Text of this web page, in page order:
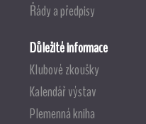
Řády a předpisy
Důležité informace
Klubové zkoušky
Kalendář výstav
Plemenná kniha